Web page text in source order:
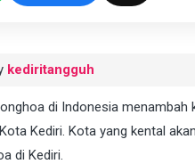
kediritangguh
di Indonesia menambah
Kediri. Kota yang kental
di Kediri.